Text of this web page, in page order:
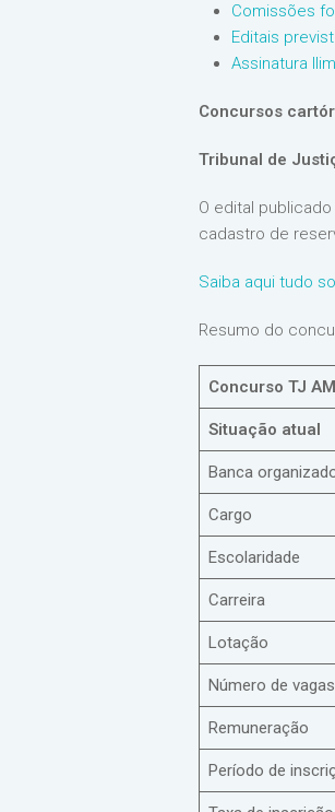
Comissões
Editais
Assinatura
Concursos
Tribunal de
O edital
cadastro de
Saiba aqui tudo
Resumo do
Concurso TJ
Situação atual
Banca
Cargo
Escolaridade
Carreira
Lotação
Número de vagas
Remuneração
Período de